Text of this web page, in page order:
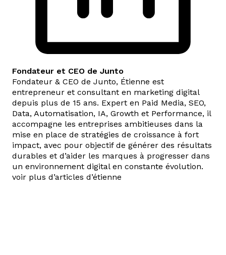
Fondateur et CEO de Junto
Fondateur & CEO de Junto, Étienne est
entrepreneur et consultant en marketing digital
depuis plus de 15 ans. Expert en Paid Media, SEO,
Data, Automatisation, IA, Growth et Performance, il
accompagne les entreprises ambitieuses dans la
mise en place de stratégies de croissance à fort
impact, avec pour objectif de générer des résultats
durables et d’aider les marques à progresser dans
un environnement digital en constante évolution.
voir plus d’articles d’étienne